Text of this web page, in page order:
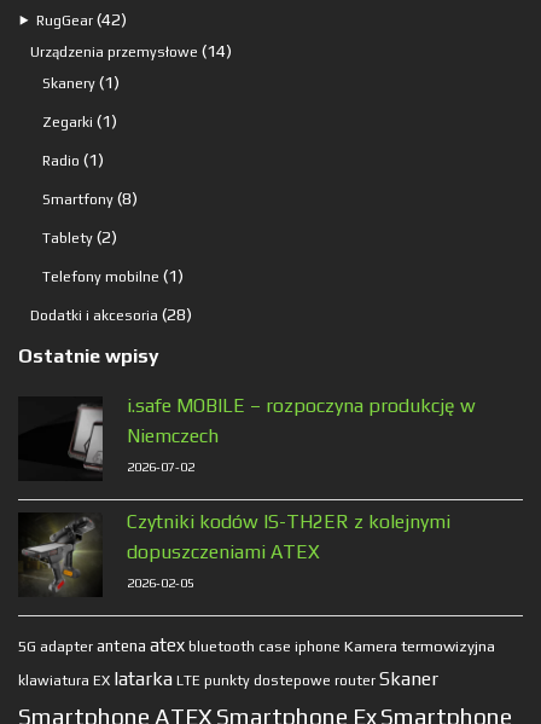
produkt
⯈ RugGear 4242
produkty
Urządzenia przemysłowe 1414
Skanery 11
produkt
Zegarki 11
Radio 11
produkt
Smartfony 88
Tablety 22
produkty
Telefony mobilne 11
produkt
Dodatki i akcesoria 2828
Ostatnie wpisy
i.safe MOBILE – rozpoczyna produkcję w
Niemczech
2026-07-02
Czytniki kodów IS-TH2ER z kolejnymi
dopuszczeniami ATEX
2026-02-05
5G adapter antena atex bluetooth case iphone Kamera termowizyjna
klawiatura EX latarka LTE punkty dostepowe router Skaner
Smartphone ATEX Smartphone ExSmartphone